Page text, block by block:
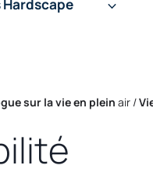
sur la vie en plein air /